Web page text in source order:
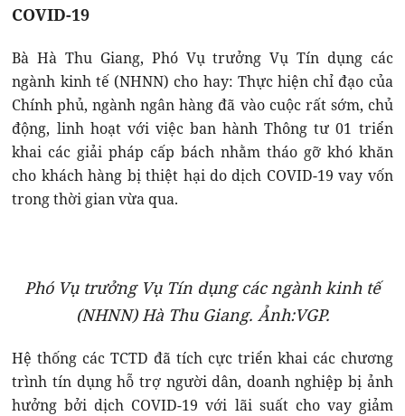
COVID-19
Bà Hà Thu Giang, Phó Vụ trưởng Vụ Tín dụng các
ngành kinh tế (NHNN) cho hay: Thực hiện chỉ đạo của
Chính phủ, ngành ngân hàng đã vào cuộc rất sớm, chủ
động, linh hoạt với việc ban hành Thông tư 01 triển
khai các giải pháp cấp bách nhằm tháo gỡ khó khăn
cho khách hàng bị thiệt hại do dịch COVID-19 vay vốn
trong thời gian vừa qua.
Phó Vụ trưởng Vụ Tín dụng các ngành kinh tế
(NHNN) Hà Thu Giang. Ảnh:VGP.
Hệ thống các TCTD đã tích cực triển khai các chương
trình tín dụng hỗ trợ người dân, doanh nghiệp bị ảnh
hưởng bởi dịch COVID-19 với lãi suất cho vay giảm